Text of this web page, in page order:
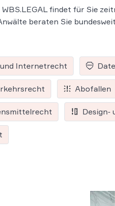
findet für Sie
beraten Sie
Internetrecht
Abofallen
Design-